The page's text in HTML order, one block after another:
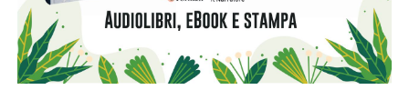
trasformazione. Come nel collage, anche nella creazione di
un capo convivono fantasia e progetto, intuizione e
costruzione. I materiali vengono selezionati, accostati e
ricomposti; gli avanzi non sono scarti ma risorse preziose